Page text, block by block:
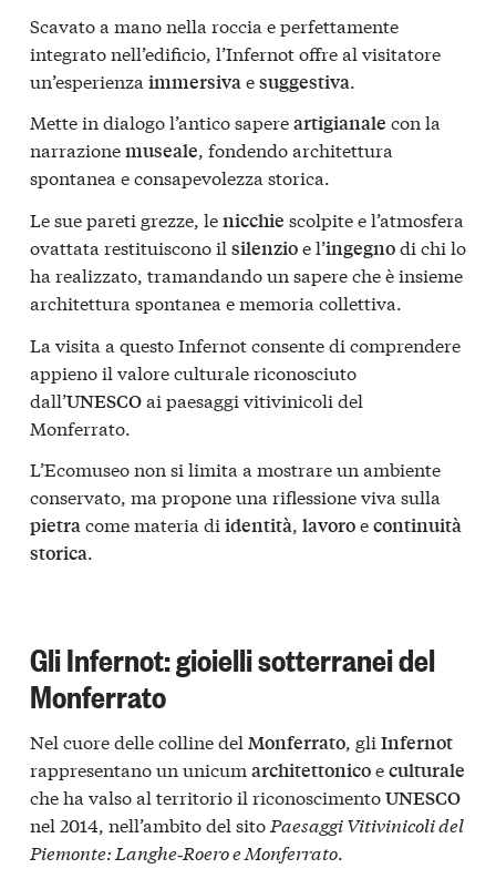
Scavato a mano nella roccia e perfettamente
integrato nell’edificio, l’Infernot offre al visitatore
un’esperienza immersivaesuggestiva.
Mette in dialogo l’antico sapereartigianale con la
narrazionemuseale, fondendo architettura
spontanea e consapevolezza storica.
Le sue pareti grezze, lenicchie scolpite e l’atmosfera
ovattata restituiscono il silenzioe l’ingegnodi chi lo
ha realizzato, tramandando un sapere che è insieme
architettura spontanea e memoria collettiva.
La visita a questo Infernot consente di comprendere
appieno il valore culturale riconosciuto
dall’UNESCOai paesaggi vitivinicoli del
Monferrato.
L’Ecomuseo non si limita a mostrare un ambiente
conservato, ma propone una riflessione viva sulla
pietracome materia di identità, lavoroecontinuità
storica.
Gli Infernot: gioielli sotterranei del
Monferrato
Nel cuore delle colline del Monferrato, gli Infernot
rappresentano un unicum architettonicoeculturale
che ha valso al territorio il riconoscimentoUNESCO
nel 2014, nell’ambito del sito Paesaggi Vitivinicoli del
Piemonte: Langhe‑Roero e Monferrato.